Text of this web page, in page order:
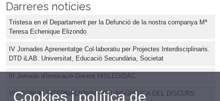
Darreres notícies
Tristesa en el Departament per la Defunció de la nostra companya Mª
Teresa Echenique Elizondo
IV Jornades Aprenentatge Col·laboratiu per Projectes Interdisciplinaris.
DTD iLAB. Universitat, Educació Secundària, Societat
III Jornada d'Innovació Docent HISLEDIDAC
VIII FÒRUM INTERNACIONAL DE LINGÜÍSTICA DEL DISCURS
Cookies i política de